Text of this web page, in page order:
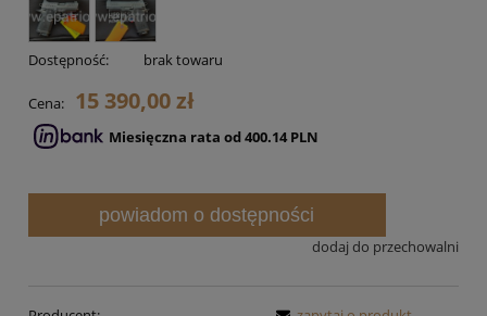
Dostępność: brak towaru
Cena: 15 390,00 zł
Miesięczna rata od 400.14 PLN
powiadom o dostępności
dodaj do przechowalni